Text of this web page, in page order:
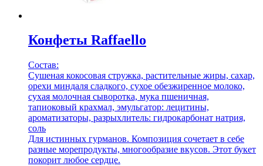
Конфеты Raffaello
Состав:
Сушеная кокосовая стружка, растительные жиры, сахар,
орехи миндаля сладкого, сухое обезжиренное молоко,
сухая молочная сыворотка, мука пшеничная,
тапиоковый крахмал, эмульгатор: лецитины,
ароматизаторы, разрыхлитель: гидрокарбонат натрия,
соль
Для истинных гурманов. Композиция сочетает в себе
разные морепродукты, многообразие вкусов. Этот букет
покорит любое сердце.